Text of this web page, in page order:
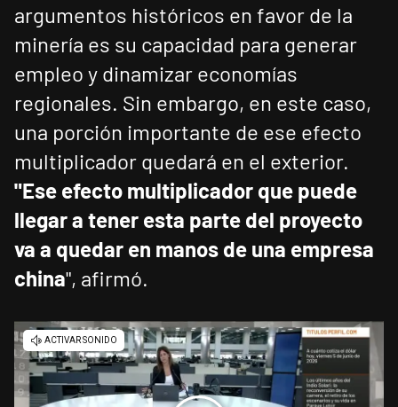
argumentos históricos en favor de la
minería es su capacidad para generar
empleo y dinamizar economías
regionales. Sin embargo, en este caso,
una porción importante de ese efecto
multiplicador quedará en el exterior.
"Ese efecto multiplicador que puede
llegar a tener esta parte del proyecto
va a quedar en manos de una empresa
china", afirmó.